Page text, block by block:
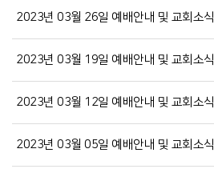
2023년 03월 26일 예배안내 및 교회소식
2023년 03월 19일 예배안내 및 교회소식
2023년 03월 12일 예배안내 및 교회소식
2023년 03월 05일 예배안내 및 교회소식